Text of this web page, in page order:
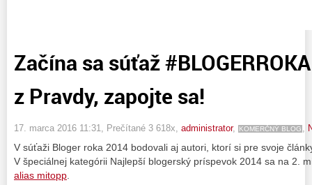
Začína sa súťaž
z Pravdy, zapojte sa!
17. marca 2016 11:31 , Prečítané 3 618x, administrator, KOMERČNÝ BLOG
V súťaži Bloger roka 2014 bodovali aj autori, ktorí si pre svoje
V špeciálnej kategórii Najlepší blogerský príspevok 2014 sa na 2.
alias mitopp